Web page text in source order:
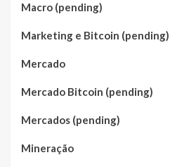
Macro (pending)
Marketing e Bitcoin (pending)
Mercado
Mercado Bitcoin (pending)
Mercados (pending)
Mineração